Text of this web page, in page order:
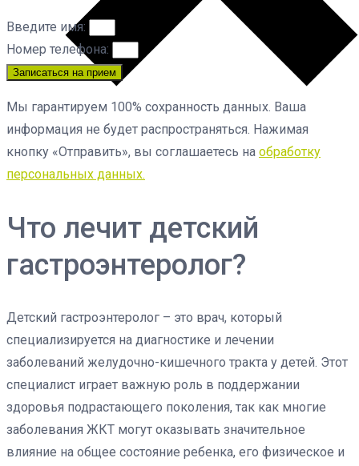
Введите имя:
Номер телефона:
Записаться на прием
Мы гарантируем 100% сохранность данных. Ваша
информация не будет распространяться. Нажимая
кнопку «Отправить», вы соглашаетесь на обработку
персональных данных.
Что лечит детский
гастроэнтеролог?
Детский гастроэнтеролог – это врач, который
специализируется на диагностике и лечении
заболеваний желудочно-кишечного тракта у детей. Этот
специалист играет важную роль в поддержании
здоровья подрастающего поколения, так как многие
заболевания ЖКТ могут оказывать значительное
влияние на общее состояние ребенка, его физическое и